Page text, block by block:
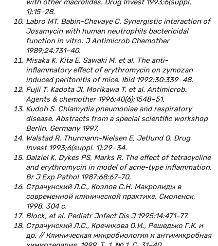
with other macrolides. Drug Invest 1993;6(suppl.
1):15–28.
Labro MT, Babin-Chevaye C. Synergistic interaction of
Josamycin with human neutrophils bactericidal
function in vitro. J Antimicrob Chemother
1989;24:731–40.
Misaka K, Kita E, Sawaki M, et al. The anti-
inflammatory effect of erythromycin on zymozan
induced peritonitis of mice. Ibid 1992;30:339–48.
Fujii T, Kadota JI, Morikawa T, et al. Antimicrob.
Agents & chemother 1996;40(6):1548–51.
Kudoh S. Chlamydia pneumoniae and respiratory
disease. Abstracts from a special scientific workshop
Berlin. Germany 1997.
Walstad R, Thurmann-Nielsen E, Jetlund O. Drug
Invest 1993;6(suppl. 1):29–34.
Dalziel K, Dykes PS, Marks R. The effect of tetracycline
and erythromycin in model of acne-type inflammation.
Br J Exp Pathol 1987;68:67–70.
Страчунский Л.С., Козлов С.Н. Макролиды в
современной клинической практике. Смоленск,
1998. 304 с.
Block, et al. Pediatr Jnfect Dis J 1995;14:471–77.
Страчунский Л.С., Кречикова О.И., Решедько Г.К. и
др. // Клиническая микробиология и антимикробная